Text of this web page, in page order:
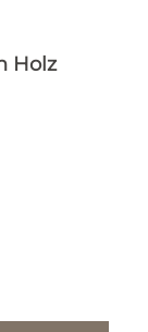
Holz